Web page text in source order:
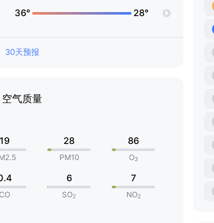
36° 28°
30天预报
空气质量
19 28
PM10
86
O3
6
SO2
7
NO2